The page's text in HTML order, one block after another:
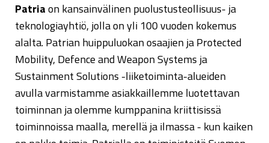
Patriaon kansainvälinen puolustusteollisuus- ja
teknologiayhtiö, jolla on yli 100 vuoden kokemus
alalta. Patrian huippuluokan osaajien ja Protected
Mobility, Defence and Weapon Systems ja
Sustainment Solutions -liiketoiminta-alueiden
avulla varmistamme asiakkaillemme luotettavan
toiminnan ja olemme kumppanina kriittisissä
toiminnoissa maalla, merellä ja ilmassa - kun kaiken